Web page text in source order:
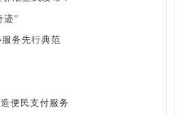
迹”
务先行典范
便民支付服务